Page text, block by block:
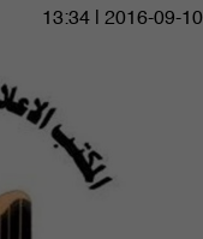
13:34 | 2016-09-10